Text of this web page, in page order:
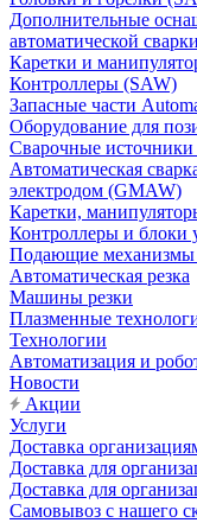
Дополнительные
автоматической
Каретки и
Контроллеры (SAW)
Запасные части
Оборудование для
Сварочные
Автоматическая
электродом (GMAW)
Каретки,
Контроллеры и блоки
Подающие механизмы
Автоматическая резка
Машины резки
Плазменные
Технологии
Автоматизация и
Новости
Акции
Услуги
Доставка
Доставка для
Доставка для
Самовывоз с нашего